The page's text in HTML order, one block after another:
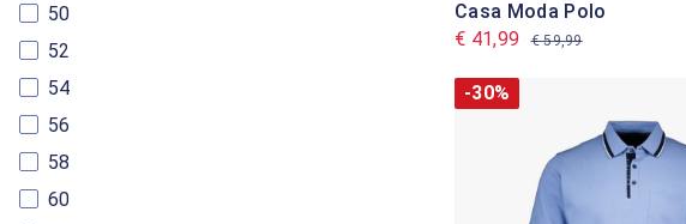
50
52
54
56
58
60
Casa Moda Polo
€ 41,99
€ 59,99
-30%